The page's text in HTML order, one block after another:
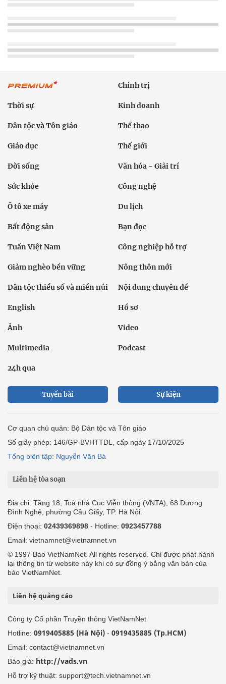
Chính trị
Thời sự Kinh doanh
Dân tộc và Tôn giáo Thể thao
Giáo dục Thế giới
Đời sống Văn hóa - Giải trí
Sức khỏe Công nghệ
Ô tô xe máy Du lịch
Bất động sản Bạn đọc
Tuần Việt Nam Công nghiệp hỗ trợ
Giảm nghèo bền vững Nông thôn mới
Dân tộc thiểu số và miền núi Nội dung chuyên đề
English Hồ sơ
Ảnh Video
Multimedia Podcast
24h qua
Tuyến bài Sự kiện
Cơ quan chủ quản: Bộ Dân tộc và Tôn giáo
Số giấy phép: 146/GP-BVHTTDL, cấp ngày 17/10/2025
Tổng biên tập: Nguyễn Văn Bá
Liên hệ tòa soạn
Địa chỉ: Tầng 18, Toà nhà Cục Viễn thông (VNTA), 68 Dương
Đình Nghệ, phường Cầu Giấy, TP. Hà Nội.
Điện thoại: 02439369898 - Hotline: 0923457788
Email: vietnamnet@vietnamnet.vn
© 1997 Báo VietNamNet. All rights reserved. Chỉ được phát hành
lại thông tin từ website này khi có sự đồng ý bằng văn bản của
báo VietNamNet.
Liên hệ quảng cáo
Công ty Cổ phần Truyền thông VietNamNet
Hotline: 0919405885 (Hà Nội) - 0919435885 (Tp.HCM)
Email: contact@vietnamnet.vn
Báo giá: http://vads.vn
Hỗ trợ kỹ thuật: support@tech.vietnamnet.vn